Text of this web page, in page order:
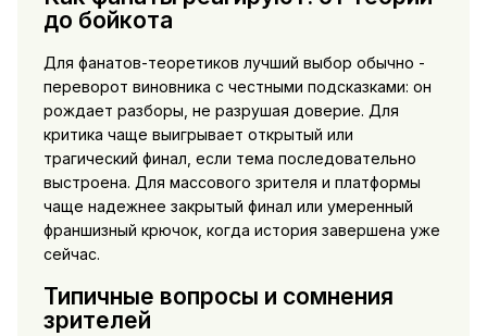
до бойкота
Для фанатов-теоретиков лучший выбор обычно -
переворот виновника с честными подсказками: он
рождает разборы, не разрушая доверие. Для
критика чаще выигрывает открытый или
трагический финал, если тема последовательно
выстроена. Для массового зрителя и платформы
чаще надежнее закрытый финал или умеренный
франшизный крючок, когда история завершена уже
сейчас.
Типичные вопросы и сомнения
зрителей